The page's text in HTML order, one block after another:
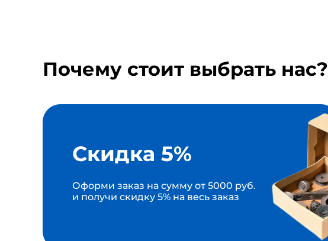
Почему стоит выбрать нас?
Скидка 5%
Оформи заказ на сумму от 5000 руб.
и получи скидку 5% на весь заказ